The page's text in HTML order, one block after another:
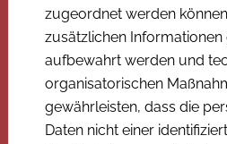
zugeordnet werden
zusätzlichen
aufbewahrt werden und
organisatorischen
gewährleisten, dass die
Daten nicht einer